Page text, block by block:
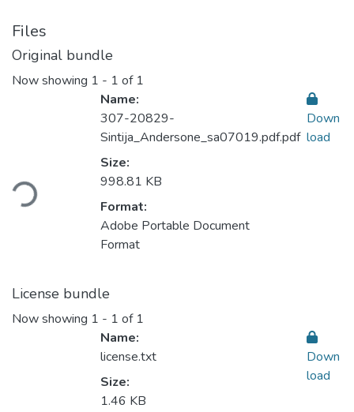
Files
Original bundle
Now showing 1 - 1 of 1
Loading...
Name:
307-20829-
Sintija_Andersone_sa07019.pdf.pdf
Size:
998.81 KB
Format:
Adobe Portable Document
Format
Down
load
License bundle
Now showing 1 - 1 of 1
Name:
license.txt
Size:
1.46 KB
Down
load